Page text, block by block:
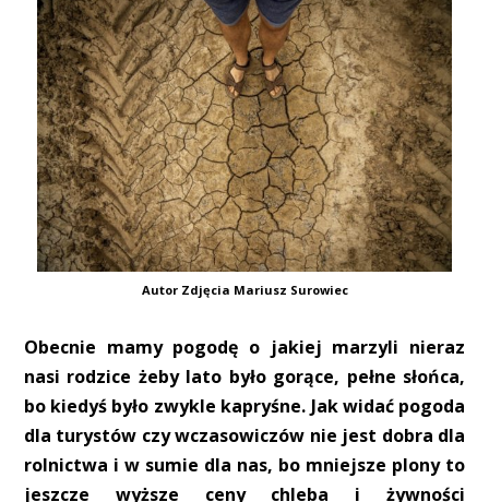
Autor Zdjęcia Mariusz Surowiec
Obecnie mamy pogodę o jakiej marzyli nieraz
nasi rodzice żeby lato było gorące, pełne słońca,
bo kiedyś było zwykle kapryśne. Jak widać pogoda
dla turystów czy wczasowiczów nie jest dobra dla
rolnictwa i w sumie dla nas, bo mniejsze plony to
jeszcze wyższe ceny chleba i żywności